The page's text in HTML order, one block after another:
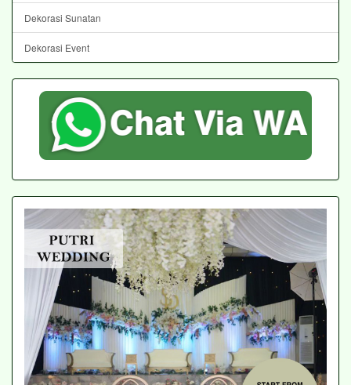
Dekorasi Sunatan
Dekorasi Event